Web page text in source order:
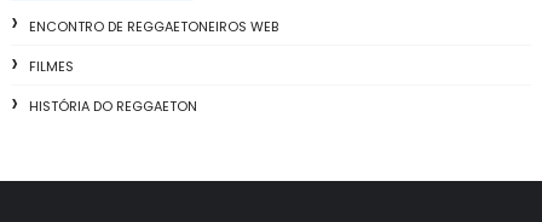
ENCONTRO DE REGGAETONEIROS WEB
FILMES
HISTÓRIA DO REGGAETON